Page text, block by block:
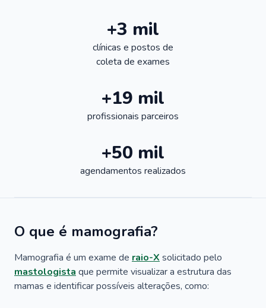
+3 mil
clínicas e postos de
coleta de exames
+19 mil
profissionais parceiros
+50 mil
agendamentos realizados
O que é mamografia?
Mamografia é um exame de raio-X solicitado pelo
mastologista que permite visualizar a estrutura das
mamas e identificar possíveis alterações, como: